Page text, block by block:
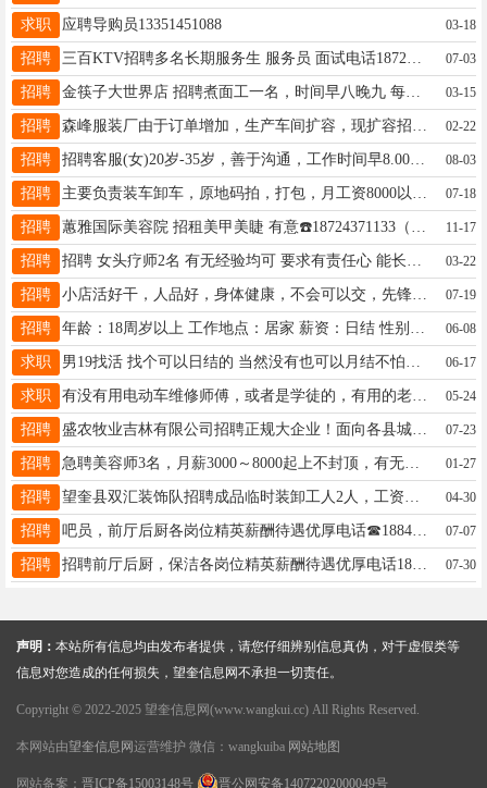
求职 应聘导购员13351451088 03-18
招聘 07-03
招聘 金筷子大世界店 招聘煮面工一名，时间早八晚九 每个月4个半天休息 电话☎️15245519997 03-15
招聘 02-22
招聘 招聘客服(女)20岁-35岁，善于沟通，工作时间早8.00点，晚6点联糸电话:15645551818 08-03
招聘 07-18
招聘 11-17
招聘 03-22
招聘 小店活好干，人品好，身体健康，不会可以交，先锋镇13763789875 07-19
招聘 06-08
求职 06-17
求职 有没有用电动车维修师傅，或者是学徒的，有用的老板可以电话联系15945551104 05-24
招聘 盛农牧业吉林有限公司招聘正规大企业！面向各县城招聘地销销售精英底薪3000每日补助300元任务达标月入14000五险一金齐全，社保待遇优厚电话:15143081178郭经理 07-23
招聘 急聘美容师3名，月薪3000～8000起上不封顶，有无经验均可，免费教50多种技术，时间自由，对于宝妈早晨可以送完孩子来，晚上可以接孩子之前走周六周日可以休息15184566670 01-27
招聘 04-30
招聘 吧员，前厅后厨各岗位精英薪酬待遇优厚电话☎18845828777 07-07
招聘 招聘前厅后厨，保洁各岗位精英薪酬待遇优厚电话18845828777 07-30
声明： 本站所有信息均由发布者提供，请您仔细辨别信息真伪，对于虚假类等
信息对您造成的任何损失，望奎信息网不承担一切责任。
Copyright © 2022-2025 望奎信息网(www.wangkui.cc) All Rights Reserved.
本网站由望奎信息网 运营维护 微信：wangkuiba 网站地图
网站备案： 晋ICP备15003148号 晋公网安备14072202000049号